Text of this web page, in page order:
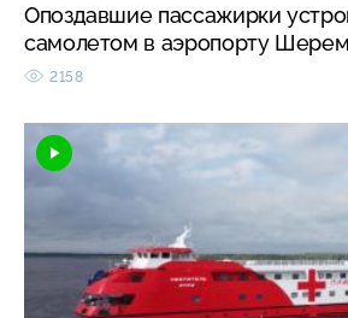
Опоздавшие пассажирки
самолетом в аэропорту
2158